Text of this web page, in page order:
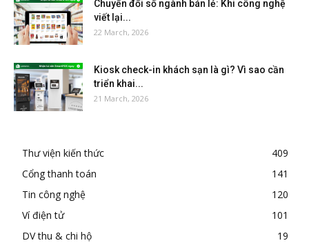
Chuyển đổi số ngành bán lẻ: Khi công nghệ
viết lại...
22 March, 2026
Kiosk check-in khách sạn là gì? Vì sao cần
triển khai...
21 March, 2026
Thư viện kiến thức
409
Cổng thanh toán
141
Tin công nghệ
120
Ví điện tử
101
DV thu & chi hộ
19